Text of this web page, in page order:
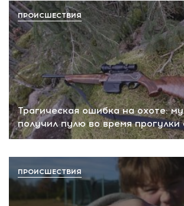
Трагическая ошибка на охоте:
получил пулю во время прогулки
ПРОИСШЕСТВИЯ
ПРОИСШЕСТВИЯ